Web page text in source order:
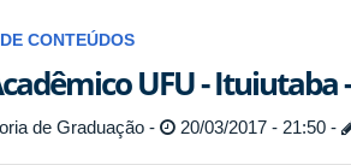
CONTEÚDOS
UFU - Ituiutaba
de Graduação - 20/03/2017 - 21:50 -